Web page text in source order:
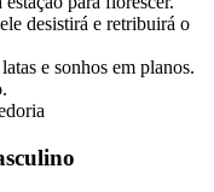
desistirá e retribuirá o
e sonhos em planos.